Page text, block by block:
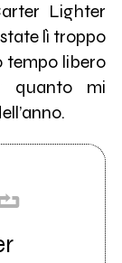
Lighter
lì troppo
tempo libero
quanto mi